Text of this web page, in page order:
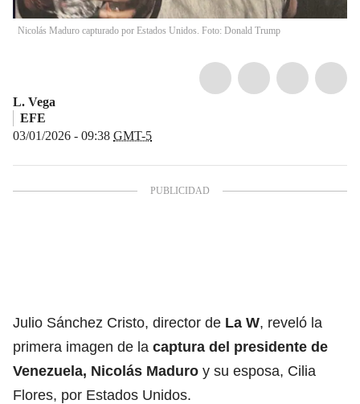
Nicolás Maduro capturado por Estados Unidos. Foto: Donald Trump
L. Vega
EFE
03/01/2026 - 09:38 GMT-5
Julio Sánchez Cristo, director de La W, reveló la
primera imagen de la captura del presidente de
Venezuela, Nicolás Maduro y su esposa, Cilia
Flores, por Estados Unidos.